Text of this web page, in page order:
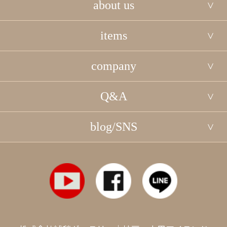
about us
items
company
Q&A
blog/SNS